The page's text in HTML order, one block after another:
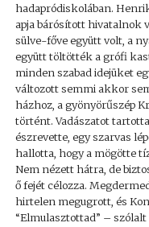
hadapródiskolában.
apja bárósított hivatalnok
sülve-főve együtt volt, a
együtt töltötték a grófi
minden szabad idejüket
változott semmi akkor
házhoz, a gyönyörűszép
történt. Vadászatot
észrevette, egy szarvas
hallotta, hogy a mögötte
Nem nézett hátra, de
ő fejét célozza.
hirtelen megugrott, és
“Elmulasztottad” –